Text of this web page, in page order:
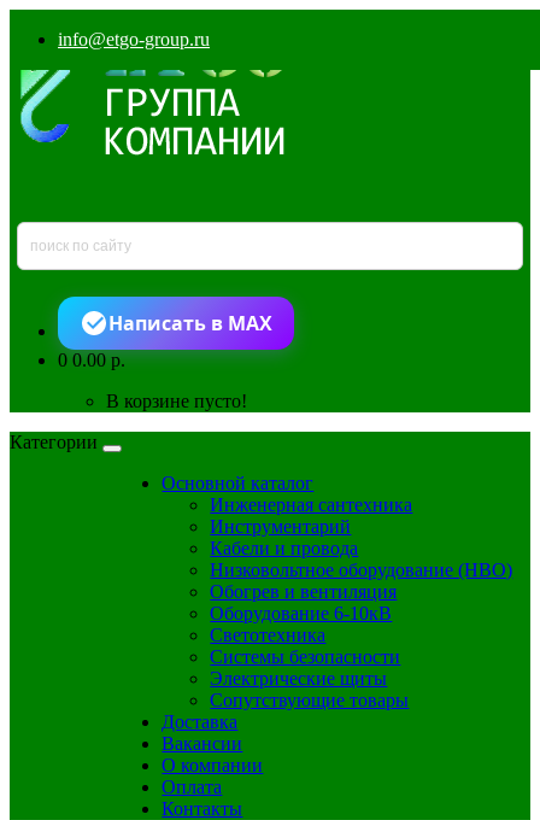
info@etgo-group.ru
Написать в MAX
00.00 р.
В корзине пусто!
Категории
Основной каталог
Инженерная сантехника
Инструментарий
Кабели и провода
Низковольтное оборудование (НВО)
Обогрев и вентиляция
Оборудование 6-10кВ
Светотехника
Системы безопасности
Электрические щиты
Сопутствующие товары
Доставка
Вакансии
О компании
Оплата
Контакты